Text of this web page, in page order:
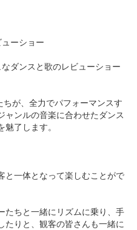
ーショー
ダンスと歌のレビューショー
ちが、全力でパフォーマンスす
ャンルの音楽に合わせたダンス
魅了します。
と一体となって楽しむことがで
たちと一緒にリズムに乗り、手
たりと、観客の皆さんも一緒に